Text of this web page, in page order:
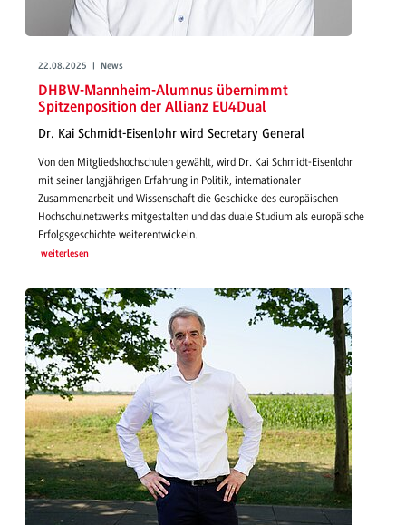
22.08.2025 | News
DHBW-Mannheim-Alumnus übernimmt
Spitzenposition der Allianz EU4Dual
Dr. Kai Schmidt-Eisenlohr wird Secretary General
Von den Mitgliedshochschulen gewählt, wird Dr. Kai Schmidt-Eisenlohr
mit seiner langjährigen Erfahrung in Politik, internationaler
Zusammenarbeit und Wissenschaft die Geschicke des europäischen
Hochschulnetzwerks mitgestalten und das duale Studium als europäische
Erfolgsgeschichte weiterentwickeln.
weiterlesen